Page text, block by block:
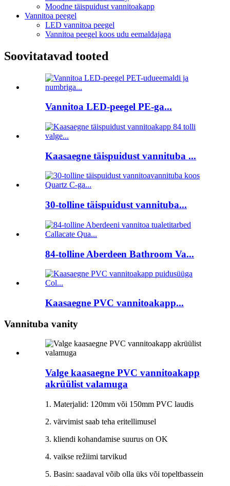
Moodne täispuidust vannitoakapp
Vannitoa peegel
LED vannitoa peegel
Vannitoa peegel koos udu eemaldajaga
Soovitatavad tooted
Vannitoa LED-peegel PE-ga...
Kaasaegne täispuidust vannituba ...
30-tolline täispuidust vannituba...
84-tolline Aberdeen Bathroom Va...
Kaasaegne PVC vannitoakapp...
Vannituba vanity
Valge kaasaegne PVC vannitoakapp
akrüülist valamuga
1. Materjalid: 120mm või 150mm PVC laudis
2. värvimist saab teha eritellimusel
3. kliendi kohandamise suurus on OK
4. vaikse režiimi tarvikud
5. Basin: saadaval võib olla üks või topeltbassein